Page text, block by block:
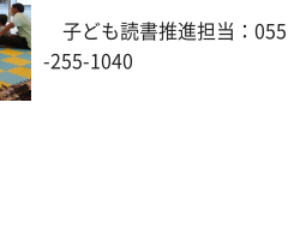
子ども読書推進担当：055
-255-1040